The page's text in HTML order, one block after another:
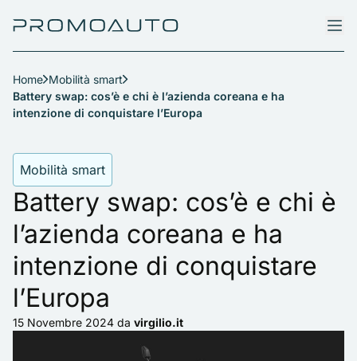
Home Mobilità smart
Battery swap: cos’è e chi è l’azienda coreana e ha
intenzione di conquistare l’Europa
Mobilità smart
Battery swap: cos’è e chi è
l’azienda coreana e ha
intenzione di conquistare
l’Europa
15 Novembre 2024 da virgilio.it